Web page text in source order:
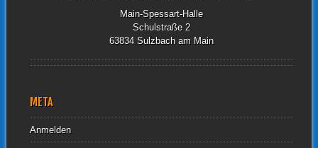
Main-Spessart-Halle
Schulstraße 2
63834 Sulzbach am Main
META
Anmelden